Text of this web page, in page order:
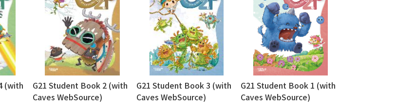
(with
G21 Student Book 2 (with
Caves WebSource)
G21 Student Book 3 (with
Caves WebSource)
G21 Student Book 1 (with
Caves WebSource)